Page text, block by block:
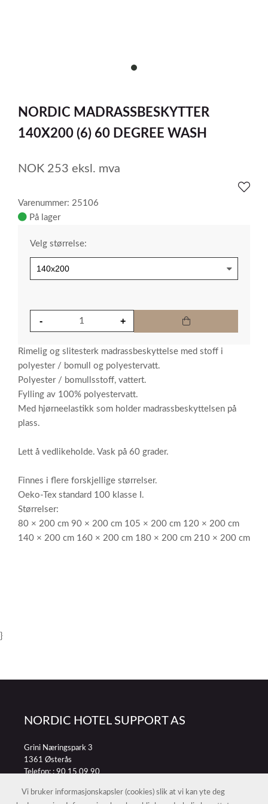
item
of
1
NORDIC MADRASSBESKYTTER
140X200 (6) 60 DEGREE WASH
NOK 253 eksl. mva
Varenummer: 25106
På lager
Velg størrelse:
Rimelig og slitesterk madrassbeskyttelse med stoff i
polyester / bomull og polyestervatt.
Polyester / bomullsstoff, vattert.
Fylling av 100% polyestervatt.
Med hjørneelastikk som holder madrassbeskyttelsen på
plass.
Lett å vedlikeholde. Vask på 60 grader.
Finnes i flere forskjellige størrelser.
Oeko-Tex standard 100 klasse I.
Størrelser:
80 × 200 cm 90 × 200 cm 105 × 200 cm 120 × 200 cm
140 × 200 cm 160 × 200 cm 180 × 200 cm 210 × 200 cm
}
NORDIC HOTEL SUPPORT AS
Grini Næringspark 3
1361 Østerås
Telefon: :90 15 09 90
Vi bruker informasjonskapsler (cookies) slik at vi kan yte deg